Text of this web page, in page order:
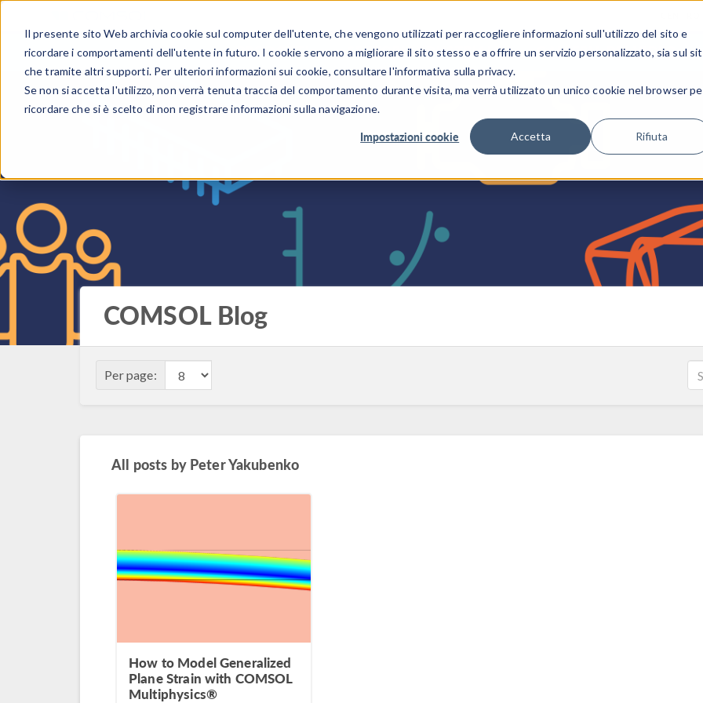
Il presente sito Web archivia cookie sul computer dell'utente, che vengono utilizzati per raccogliere informazioni sull'utilizzo del sito e
ricordare i comportamenti dell'utente in futuro. I cookie servono a migliorare il sito stesso e a offrire un servizio personalizzato, sia sul
che tramite altri supporti. Per ulteriori informazioni sui cookie, consultare l'informativa sulla privacy.
Se non si accetta l'utilizzo, non verrà tenuta traccia del comportamento durante visita, ma verrà utilizzato un unico cookie nel browser
ricordare che si è scelto di non registrare informazioni sulla navigazione.
Impostazioni cookie Accetta Rifiuta
PRODOTTI SETTORI INDUSTRIALI GALLERIA DEI VIDEO
COMSOL Blog
Per page:
All posts by Peter Yakubenko
How to Model Generalized
Plane Strain with COMSOL
Multiphysics®